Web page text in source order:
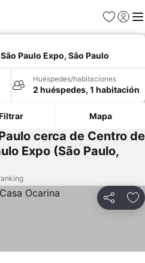
Favoritos
Iniciar
Paulo Expo, São Paulo
Huéspedes/habitaciones
2 huéspedes, 1 habitación
Mapa
cerca de Centro de
Expo (São Paulo,
Compartir